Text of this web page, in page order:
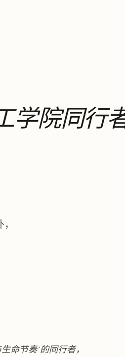
学院同行
命节奏’的同行者，